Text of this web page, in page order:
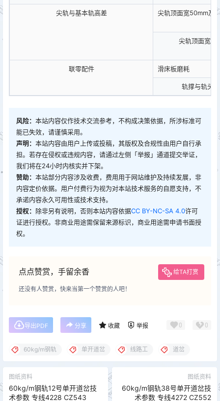
尖轨与基本轨高差 尖轨顶面宽50mm及
尖轨顶面宽
联零配件 滑床板磨耗
轨撑与轨头
风险： 本站内容仅作技术交流参考，不构成决策依据，所涉标准可
能已失效，请谨慎采用。
声明： 本站内容由用户上传或投稿，其版权及合规性由用户自行承
担。若存在侵权或违规内容，请通过左侧「举报」通道提交举证，
我们将在24小时内核实并下架。
赞助： 本站部分内容涉及收费，费用用于网站维护及持续发展，非
内容定价依据。用户付费行为视为对本站技术服务的自愿支持，不
承诺内容永久可用性或技术支持。
授权： 除非另有说明，否则本站内容依据CC BY-NC-SA 4.0许可
证进行授权。非商业用途需保留来源标识，商业用途需申请书面授
权。
点点赞赏，手留余香 给TA打赏
还没有人赞赏，快来当第一个赞赏的人吧！
导出PDF 分享 收藏 举报 0 0
60kg/m钢轨 单开道岔 线路工 道岔
图纸资料
60kg/m钢轨12号单开道岔技
术参数 专线4228 CZ543
图纸资料
60kg/m钢轨38号单开道岔技
术参数 专线4272 CZ552